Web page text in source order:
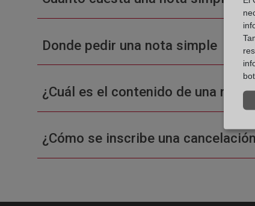
Donde pedir una nota simple
¿Cuál es el contenido de una nota
¿Cómo se inscribe una